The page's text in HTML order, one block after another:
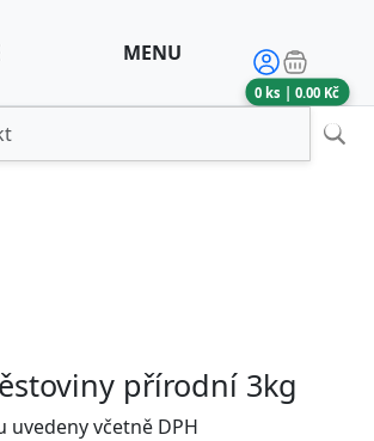
MENU
0 ks |0.00 Kč
přírodní 3kg
uvedeny včetně DPH